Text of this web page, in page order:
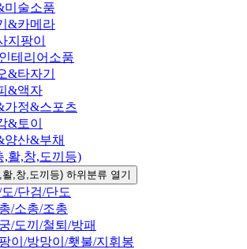
미술소품
&카메라
지팡이
테리어소품
&타자기
&액자
가정&스포츠
&토이
양산&부채
,활,창,도끼등)
,창,도끼등) 하위분류 열기
/단검/단도
/소총/조총
/도끼/철퇴/방패
이/방망이/횃불/지휘봉